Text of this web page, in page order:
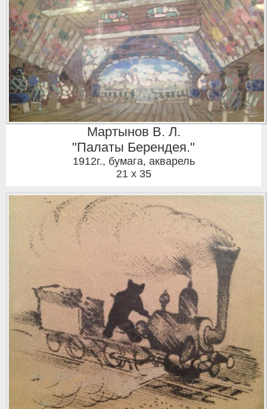
Мартынов В. Л.
"Палаты Берендея."
1912г., бумага, акварель
21 x 35